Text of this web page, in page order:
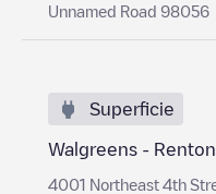
Unnamed Road 98056
Superficie
Walgreens -
4001 Northeast 4th